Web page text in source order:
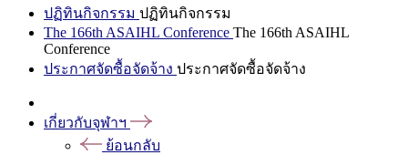
ปฏิทินกิจกรรม ปฏิทินกิจกรรม
The 166th ASAIHL Conference The 166th ASAIHL
Conference
ประกาศจัดซื้อจัดจ้าง ประกาศจัดซื้อจัดจ้าง
เกี่ยวกับจุฬาฯ
ย้อนกลับ